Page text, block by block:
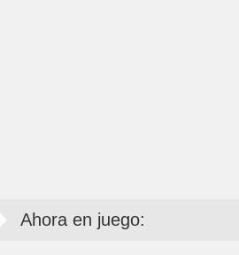
Ahora en juego: